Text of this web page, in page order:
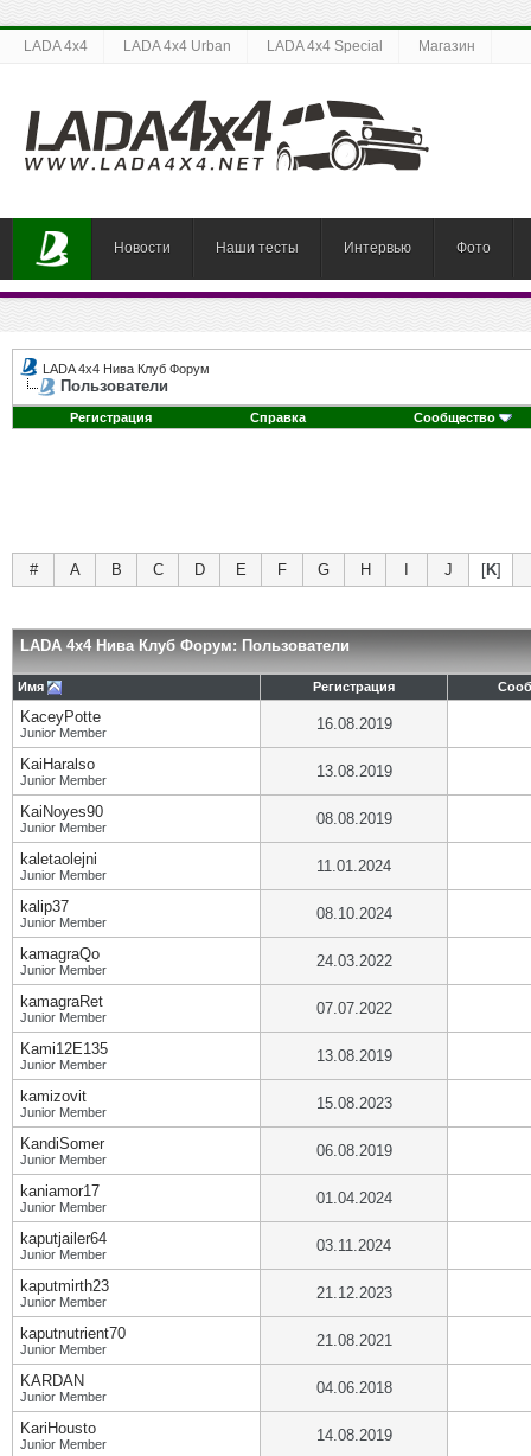
LADA 4x4 LADA 4x4 Urban LADA 4x4 Special Магазин
Новости Наши тесты Интервью Фото
LADA 4x4 Нива Клуб Форум
Пользователи
Регистрация Справка Сообщество
# A B C D E F G H J [K]
LADA 4x4 Нива Клуб Форум: Пользователи
Имя Регистрация
KaceyPotte
Junior Member 16.08.2019
KaiHaralso
Junior Member 13.08.2019
KaiNoyes90
Junior Member 08.08.2019
kaletaolejni
Junior Member 11.01.2024
kalip37
Junior Member 08.10.2024
kamagraQo
Junior Member 24.03.2022
kamagraRet
Junior Member 07.07.2022
Kami12E135
Junior Member 13.08.2019
kamizovit
Junior Member 15.08.2023
KandiSomer
Junior Member 06.08.2019
kaniamor17
Junior Member 01.04.2024
kaputjailer64
Junior Member 03.11.2024
kaputmirth23
Junior Member 21.12.2023
kaputnutrient70
Junior Member 21.08.2021
KARDAN
Junior Member 04.06.2018
KariHousto
Junior Member 14.08.2019